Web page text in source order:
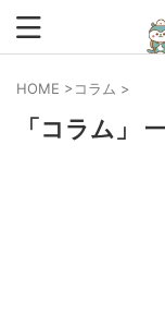
タグから探す
HOME >コラム >
「コラム」